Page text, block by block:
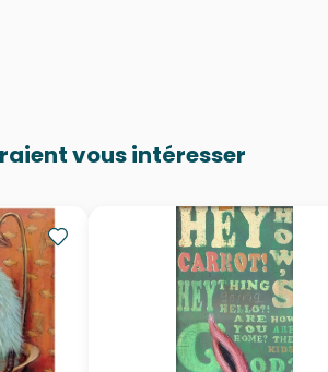
vous intéresser